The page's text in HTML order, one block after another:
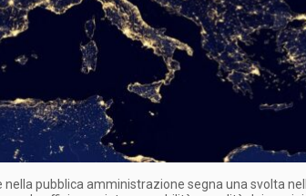
nella pubblica amministrazione segna una svolta